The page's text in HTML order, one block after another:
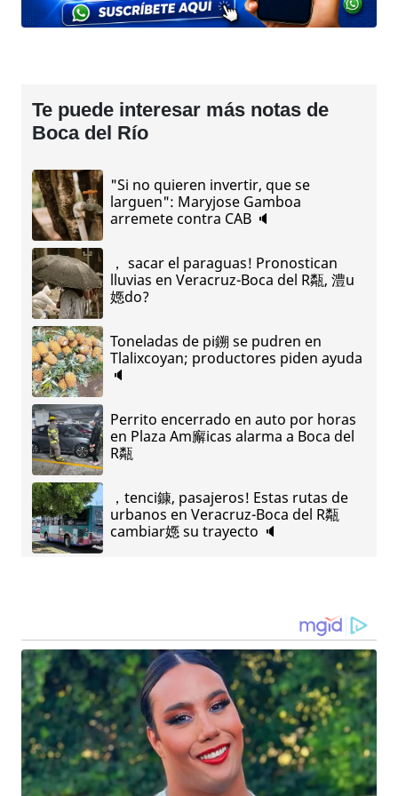
Te puede interesar más notas de
Boca del Río
"Si no quieren invertir, que se
larguen": Maryjose Gamboa
arremete contra CAB 🔈
， sacar el paraguas! Pronostican
lluvias en Veracruz-Boca del R甐, 澧u
嫕do?
Toneladas de pi鎙 se pudren en
Tlalixcoyan; productores piden ayuda
🔈
Perrito encerrado en auto por horas
en Plaza Am廨icas alarma a Boca del
R甐
，tenci鏮, pasajeros! Estas rutas de
urbanos en Veracruz-Boca del R甐
cambiar嫕 su trayecto 🔈